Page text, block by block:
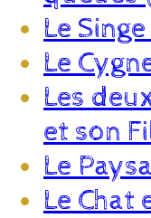
Le
Le
Les
et son
Le
Le Chat